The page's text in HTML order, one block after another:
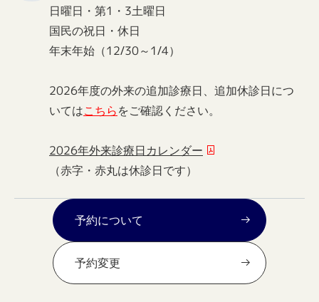
日曜日・第1・3土曜日
国民の祝日・休日
年末年始（12/30～1/4）
2026年度の外来の追加診療日、追加休診日につ
いてはこちらをご確認ください。
2026年外来診療日カレンダー
（赤字・赤丸は休診日です）
予約について
予約変更